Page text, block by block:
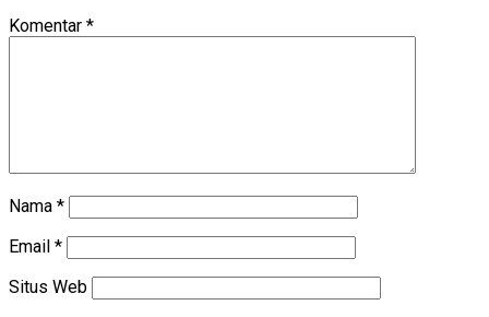
Komentar *
Nama *
Email *
Situs Web